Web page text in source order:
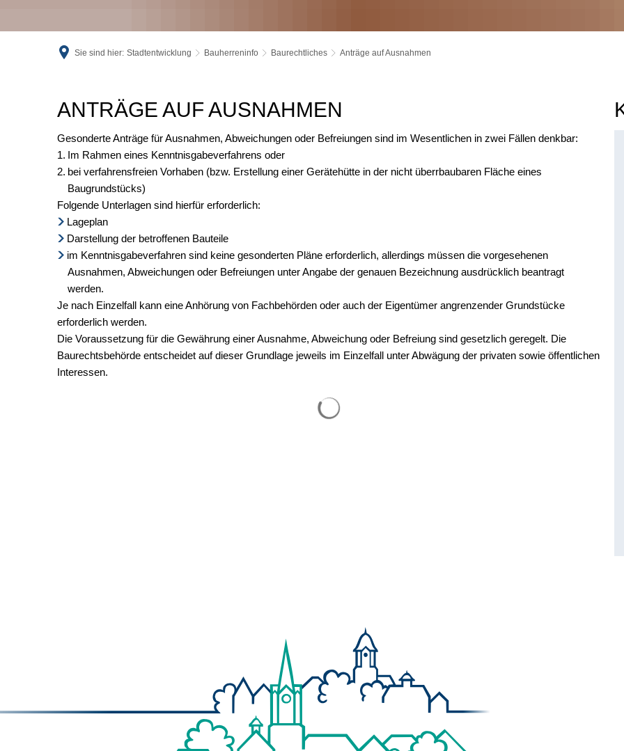
Sie sind hier: Stadtentwicklung Bauherreninfo Baurechtliches Anträge auf Ausnahmen
Anträge
Ausnahmen
ANTRÄGE AUF AUSNAHMEN
Gesonderte Anträge für Ausnahmen, Abweichungen oder Befreiungen sind im Wesentlichen in zwei Fällen denkbar:
Im Rahmen eines Kenntnisgabeverfahrens oder
bei verfahrensfreien Vorhaben (bzw. Erstellung einer Gerätehütte in der nicht überrbaubaren Fläche eines
Baugrundstücks)
Folgende Unterlagen sind hierfür erforderlich:
Lageplan
Darstellung der betroffenen Bauteile
im Kenntnisgabeverfahren sind keine gesonderten Pläne erforderlich, allerdings müssen die vorgesehenen
Ausnahmen, Abweichungen oder Befreiungen unter Angabe der genauen Bezeichnung ausdrücklich beantragt
werden.
Je nach Einzelfall kann eine Anhörung von Fachbehörden oder auch der Eigentümer angrenzender Grundstücke
erforderlich werden.
Die Voraussetzung für die Gewährung einer Ausnahme, Abweichung oder Befreiung sind gesetzlich geregelt. Die
Baurechtsbehörde entscheidet auf dieser Grundlage jeweils im Einzelfall unter Abwägung der privaten sowie öffentlichen
Interessen.